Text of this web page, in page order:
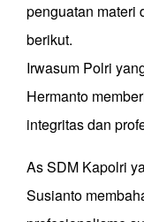
penguatan materi
berikut.
Irwasum Polri
Hermanto
integritas dan
As SDM Kapolri
Susianto